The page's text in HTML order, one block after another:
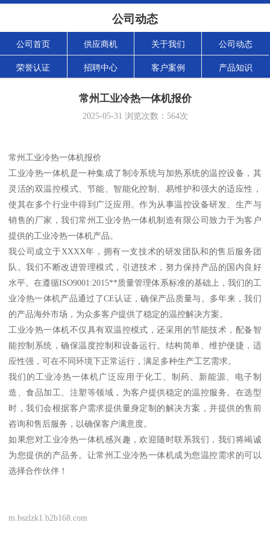
公司动态
公司首页 供应商机 关于我们 公司动态
荣誉认证 招聘中心 客户案例 产品知识
常州工业冷热一体机报价
2025-05-31 浏览次数： 564次
常州工业冷热一体机报价
工业冷热一体机是一种集成了制冷系统与加热系统的温控设备，其
灵活的双温控模式、节能、智能化控制、易维护和强大的适应性，
使其在多个行业中得到广泛应用。作为从事温控设备研发、生产与
销售的厂家，我们常州工业冷热一体机制造有限公司致力于为客户
提供的工业冷热一体机产品。
我公司成立于XXXX年，拥有一支技术的研发团队和的售后服务团
队。我们不断改进管理模式，引进技术，努力保持产品的国内良好
水平。在遵循ISO9001:2015**质量管理体系标准的基础上，我们的工
业冷热一体机产品通过了CE认证，确保产品质量与。多年来，我们
的产品海外市场，为众多客户提供了稳定的温控解决方案。
工业冷热一体机不仅具有双温控模式，还采用的节能技术，配备智
能控制系统，确保温度控制和设备运行。结构简单、维护便捷，适
应性强，可在不同环境下正常运行，满足多种生产工艺需求。
我们的工业冷热一体机广泛应用于化工、制药、新能源、电子制
造、食品加工、注塑等领域，为客户提供稳定的温控服务。在选型
时，我们会根据客户需求提供量身定制的解决方案，并提供的售前
咨询和售后服务，以确保客户满意度。
如果您对工业冷热一体机感兴趣，欢迎随时联系我们，我们将竭诚
为您提供的产品务。让常州工业冷热一体机成为您温控需求的可以
选择合作伙伴！
m.bszlzk1.b2b168.com